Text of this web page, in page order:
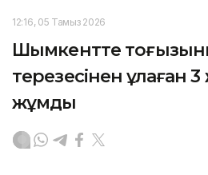
12:16, 05 Тамыз 2026
Шымкентте
терезесінен құлаған
жұмды